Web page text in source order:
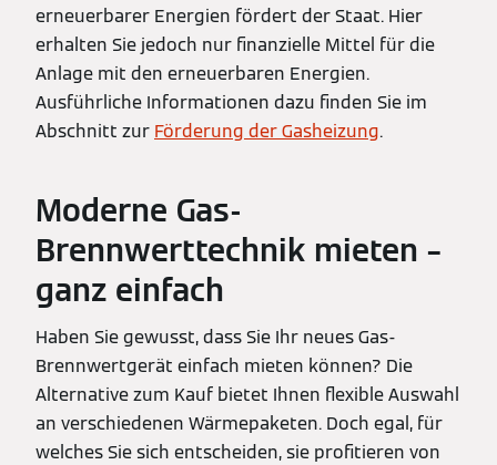
erneuerbarer Energien fördert der Staat. Hier
erhalten Sie jedoch nur finanzielle Mittel für die
Anlage mit den erneuerbaren Energien.
Ausführliche Informationen dazu finden Sie im
Abschnitt zur Förderung der Gasheizung.
Moderne Gas-
Brennwerttechnik mieten –
ganz einfach
Haben Sie gewusst, dass Sie Ihr neues Gas-
Brennwertgerät einfach mieten können? Die
Alternative zum Kauf bietet Ihnen flexible Auswahl
an verschiedenen Wärmepaketen. Doch egal, für
welches Sie sich entscheiden, sie profitieren von